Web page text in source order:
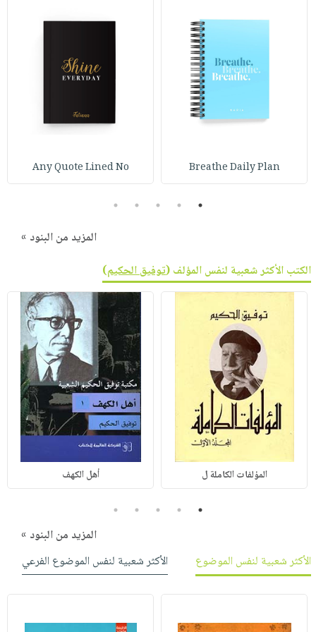
Breathe Daily Plan
Any Quote Lined No
1
2
3
4
5
المزيد من البنود »
الكتب الأكثر شعبية لنفس المؤلف (توفيق الحكيم)
المؤلفات الكاملة ل أهل الكهف
1
2
3
4
5
المزيد من البنود »
الأكثر شعبية لنفس الموضوع
الأكثر شعبية لنفس الموضوع الفرعي